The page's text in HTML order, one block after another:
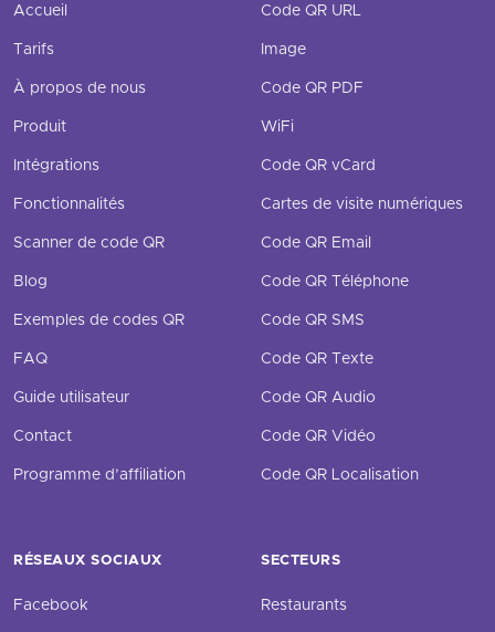
Accueil
Tarifs
À propos de nous
Produit
Intégrations
Fonctionnalités
Scanner de code QR
Blog
Exemples de codes QR
FAQ
Guide utilisateur
Contact
Programme d’affiliation
Code QR URL
Image
Code QR PDF
WiFi
Code QR vCard
Cartes de visite numériques
Code QR Email
Code QR Téléphone
Code QR SMS
Code QR Texte
Code QR Audio
Code QR Vidéo
Code QR Localisation
RÉSEAUX SOCIAUX
Facebook
SECTEURS
Restaurants